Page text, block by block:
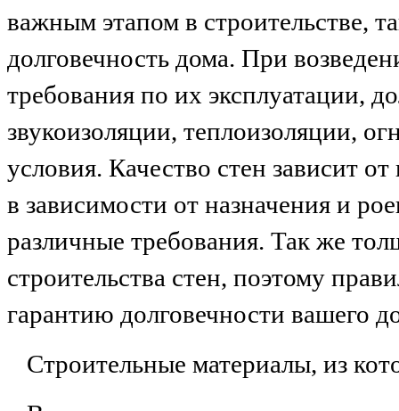
важным этапом в строительстве,
долговечность дома. При
требования по их эксплуатации,
звукоизоляции, теплоизоляции,
условия. Качество стен зависит
в зависимости от назначения и
различные требования. Так же
строительства стен, поэтому
гарантию долговечности вашего
Строительные материалы, из